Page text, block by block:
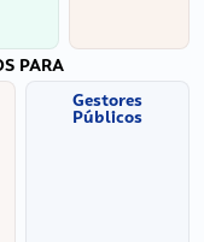
PARA
Gestores
Públicos